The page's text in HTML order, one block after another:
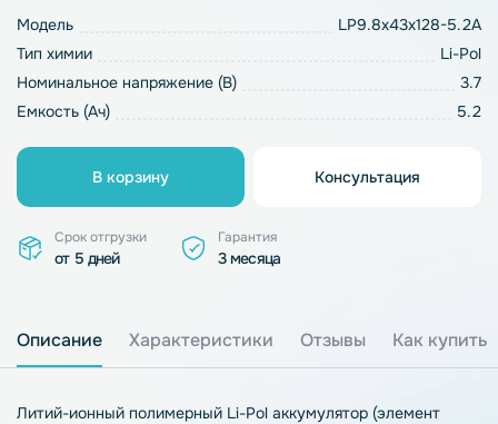
Модель
LP9.8x43x128-5.2A
Тип химии
Li-Pol
Номинальное напряжение (В)
3.7
Емкость (Ач)
5.2
В корзину Консультация
Срок отгрузки
от 5 дней
Гарантия
3 месяца
Описание Характеристики Отзывы Как купить
Литий-ионный полимерный Li-Pol аккумулятор (элемент